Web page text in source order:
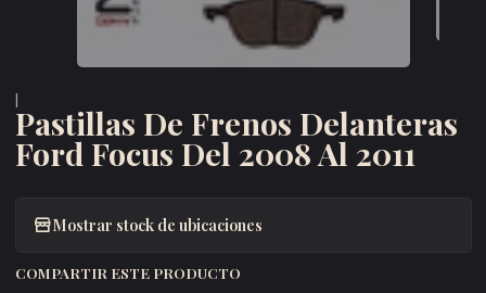
Pastillas De Frenos Delanteras
Ford Focus Del 2008 Al 2011
Mostrar stock de ubicaciones
COMPARTIR ESTE PRODUCTO